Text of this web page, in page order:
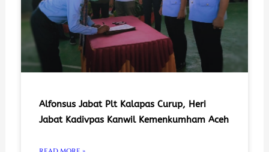
Alfonsus Jabat Plt Kalapas Curup, Heri
Jabat Kadivpas Kanwil Kemenkumham Aceh